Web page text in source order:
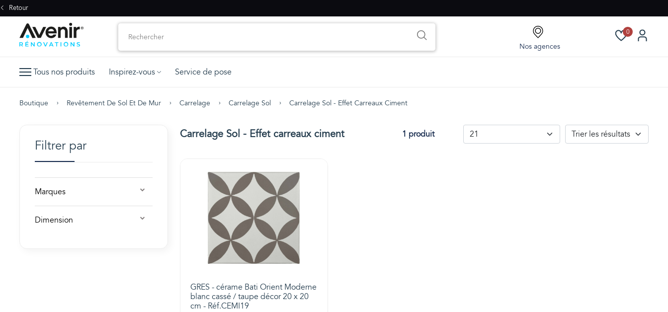
Retour
Nos agences
0
Tous nos produits Inspirez-vous Service de pose
Boutique Revêtement De Sol Et De Mur Carrelage Carrelage Sol Carrelage Sol - Effet Carreaux Ciment
Filtrer par
Marques
Dimension
Carrelage Sol - Effet carreaux ciment 1 produit
GRES - cérame Bati Orient Moderne
blanc cassé / taupe décor 20 x 20
cm - Réf.CEMI19